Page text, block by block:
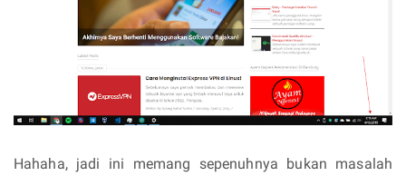
Hahaha, jadi ini memang sepenuhnya bukan masalah